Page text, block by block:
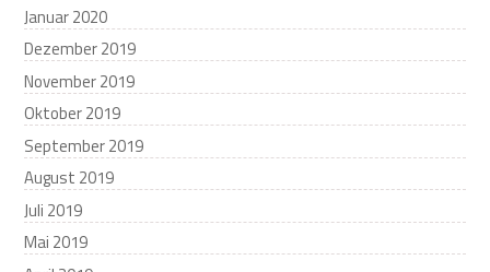
Januar 2020
Dezember 2019
November 2019
Oktober 2019
September 2019
August 2019
Juli 2019
Mai 2019